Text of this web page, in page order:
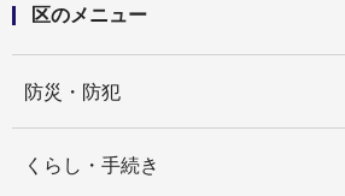
区のメニュー
防災・防犯
くらし・手続き